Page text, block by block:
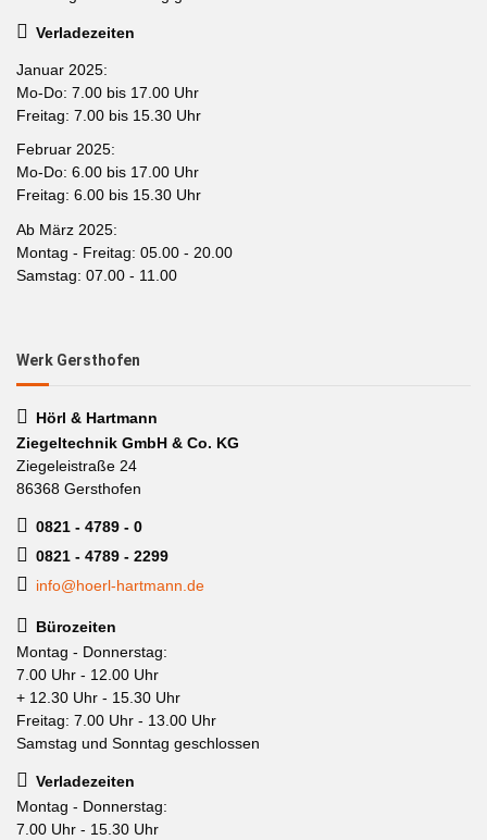
Verladezeiten
Januar 2025:
Mo-Do: 7.00 bis 17.00 Uhr
Freitag: 7.00 bis 15.30 Uhr
Februar 2025:
Mo-Do: 6.00 bis 17.00 Uhr
Freitag: 6.00 bis 15.30 Uhr
Ab März 2025:
Montag - Freitag: 05.00 - 20.00
Samstag: 07.00 - 11.00
Werk Gersthofen
Hörl & Hartmann
Ziegeltechnik GmbH & Co. KG
Ziegeleistraße 24
86368 Gersthofen
0821 - 4789 - 0
0821 - 4789 - 2299
info@hoerl-hartmann.de
Bürozeiten
Montag - Donnerstag:
7.00 Uhr - 12.00 Uhr
+ 12.30 Uhr - 15.30 Uhr
Freitag: 7.00 Uhr - 13.00 Uhr
Samstag und Sonntag geschlossen
Verladezeiten
Montag - Donnerstag:
7.00 Uhr - 15.30 Uhr